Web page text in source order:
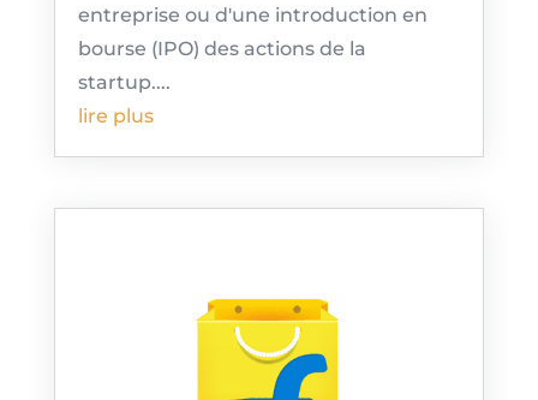
entreprise ou d'une introduction en
bourse (IPO) des actions de la
startup....
lire plus